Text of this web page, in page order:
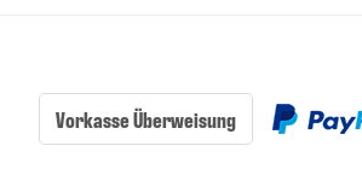
Vorkasse Überweisung